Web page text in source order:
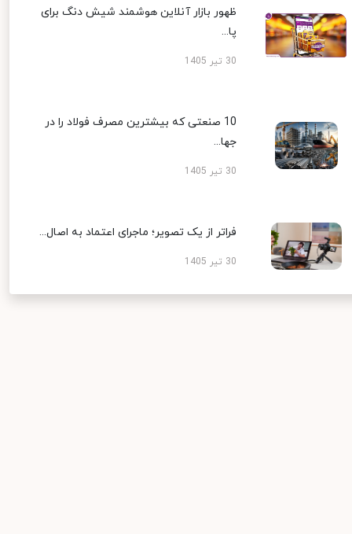
ظهور بازار آنلاین هوشمند شیش دنگ برای
پا...
30 تیر 1405
10 صنعتی که بیشترین مصرف فولاد را در
جها...
30 تیر 1405
فراتر از یک تصویر؛ ماجرای اعتماد به اصال...
30 تیر 1405